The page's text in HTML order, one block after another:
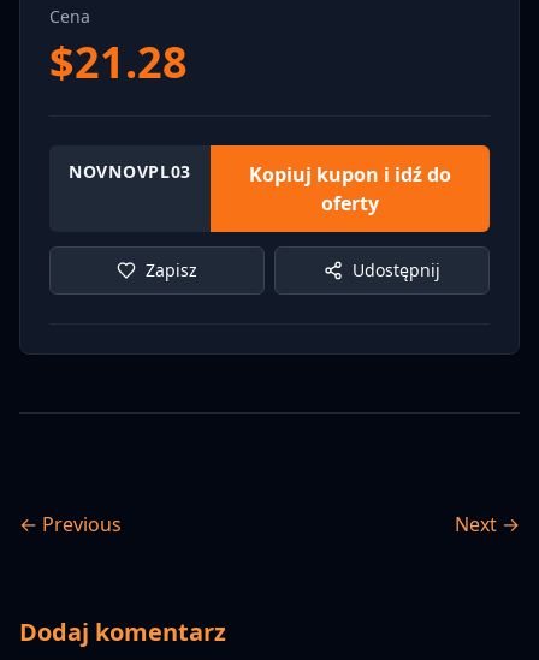
Cena
$21.28
NOVNOVPL03
Kopiuj kupon i idź do
oferty
Zapisz Udostępnij
← Previous Next →
Dodaj komentarz